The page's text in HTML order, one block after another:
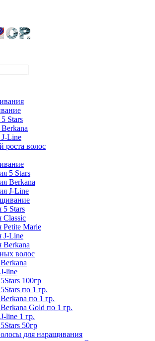
Stars
Line
роста волос
5 Stars
Berkana
J-Line
5 Stars
Classic
Petite Marie
J-Line
Berkana
волос
line
100гр
по 1 гр.
по 1 гр.
Gold по 1 гр.
line 1 гр.
50гр
для наращивания